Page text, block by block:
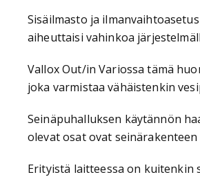
Sisäilmasto ja
aiheuttaisi vahinkoa
Vallox Out/in Variossa tämä
joka varmistaa vähäistenkin
Seinäpuhalluksen käytännön
olevat osat ovat
Erityistä laitteessa on kuitenkin